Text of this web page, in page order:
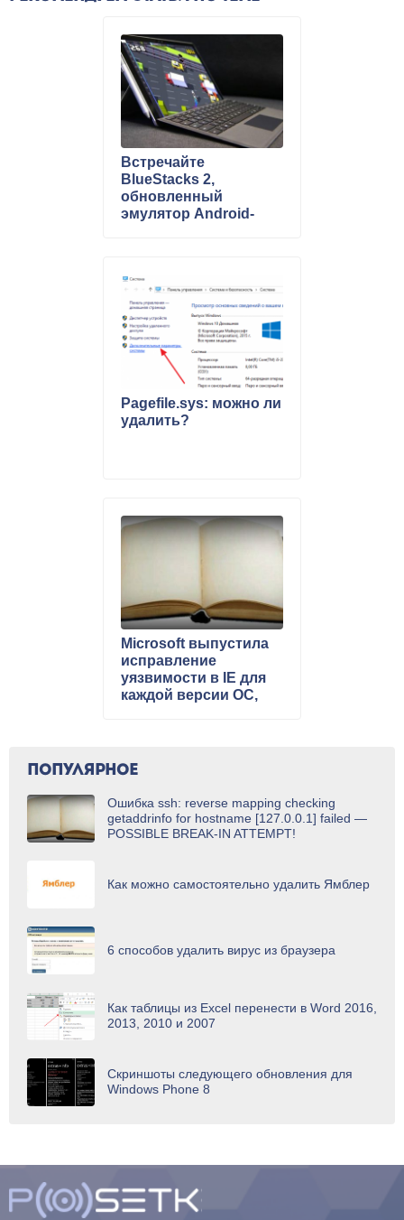
Встречайте
BlueStacks 2,
обновленный
эмулятор Android-
Pagefile.sys: можно ли
удалить?
Microsoft выпустила
исправление
уязвимости в IE для
каждой версии ОС,
ПОПУЛЯРНОЕ
Ошибка ssh: reverse mapping checking
getaddrinfo for hostname [127.0.0.1] failed —
POSSIBLE BREAK-IN ATTEMPT!
Как можно самостоятельно удалить Ямблер
6 способов удалить вирус из браузера
Как таблицы из Excel перенести в Word 2016,
2013, 2010 и 2007
Скриншоты следующего обновления для
Windows Phone 8